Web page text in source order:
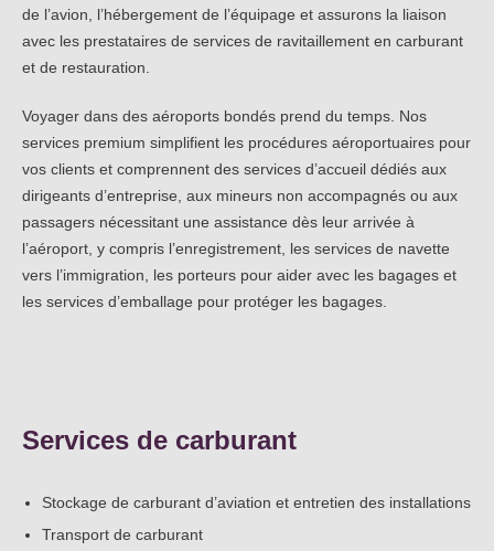
de l’avion, l’hébergement de l’équipage et assurons la liaison
avec les prestataires de services de ravitaillement en carburant
et de restauration.
Voyager dans des aéroports bondés prend du temps. Nos
services premium simplifient les procédures aéroportuaires pour
vos clients et comprennent des services d’accueil dédiés aux
dirigeants d’entreprise, aux mineurs non accompagnés ou aux
passagers nécessitant une assistance dès leur arrivée à
l’aéroport, y compris l’enregistrement, les services de navette
vers l’immigration, les porteurs pour aider avec les bagages et
les services d’emballage pour protéger les bagages.
Services de carburant
Stockage de carburant d’aviation et entretien des installations
Transport de carburant